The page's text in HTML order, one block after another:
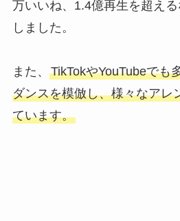
万いいね、1.4億再生を超え
しました。
また、 TikTokやYouTubeでも
ダンスを模倣し、様々なアレ
ています。